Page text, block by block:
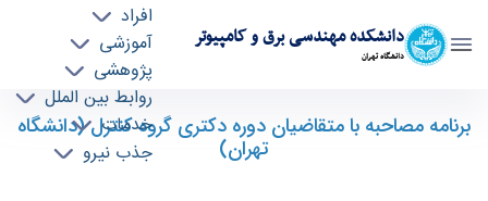
دانشکده مهندسی برق و کامپیوتر
دانشگاه تهران
افراد
آموزشی
پژوهشی
روابط بین الملل
خدمات
جذب نیرو
قابل توجه داوطلبان مصاحبه دکترا کنترل"برنامه
مصاحبه با متقاضیان" - ece- دانشکده مهندسی
برنامه مصاحبه با متقاضیان دوره دکتری گروه کنترل (دانشگاه
تهران)